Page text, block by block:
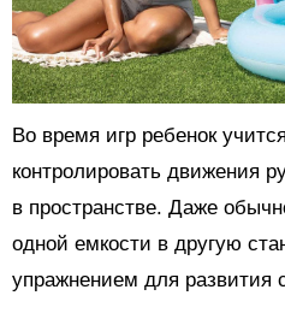
Во время игр ребенок
контролировать движения
в пространстве. Даже
одной емкости в другую
упражнением для развития